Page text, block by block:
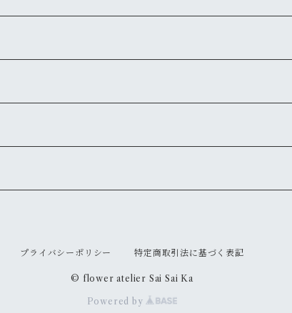
プライバシーポリシー 特定商取引法に基づく表記
© flower atelier Sai Sai Ka
Powered by